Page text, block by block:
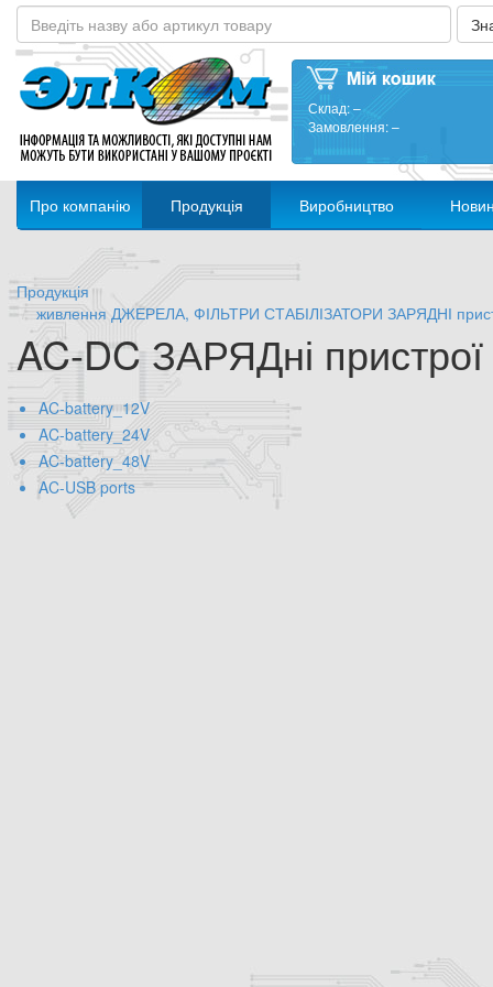
Склад:–
Замовлення:–
Про компанію Продукція Виробництво
Продукція
живлення ДЖЕРЕЛА, ФІЛЬТРИ СТАБІЛІЗАТОРИ ЗАРЯДНІ
AC-DC ЗАРЯДні пристрої
AC-battery_12V
AC-battery_24V
AC-battery_48V
AC-USB ports